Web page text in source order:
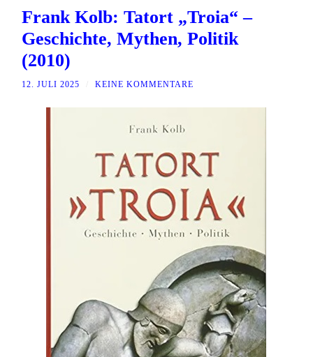
Frank Kolb: Tatort „Troia“ –
Geschichte, Mythen, Politik
(2010)
12. JULI 2025 KEINE KOMMENTARE